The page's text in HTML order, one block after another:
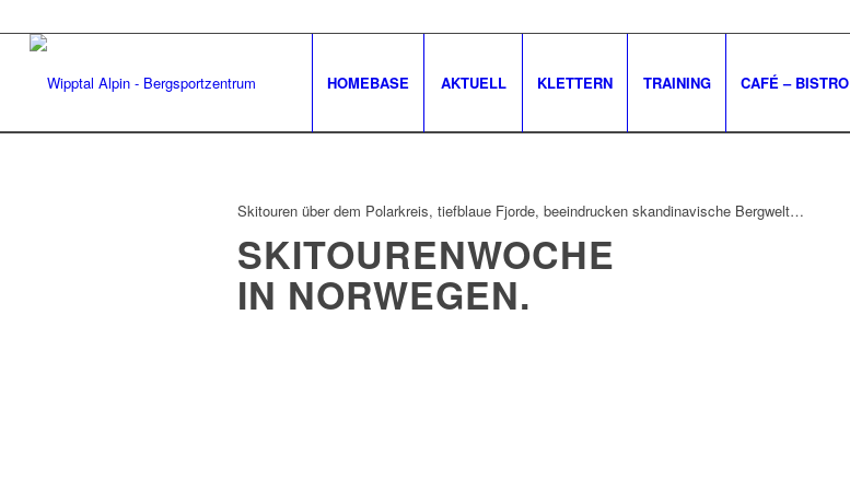
HOMEBASE AKTUELL KLETTERN TRAINING CAFÉ – BISTRO
Skitouren über dem Polarkreis, tiefblaue Fjorde, beeindrucken skandinavische Bergwelt…
SKITOURENWOCHE
IN NORWEGEN.